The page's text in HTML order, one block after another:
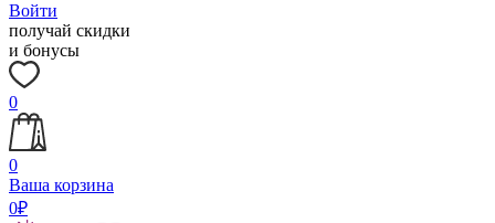
Войти
получай скидки
и бонусы
0
0
Ваша корзина
0₽